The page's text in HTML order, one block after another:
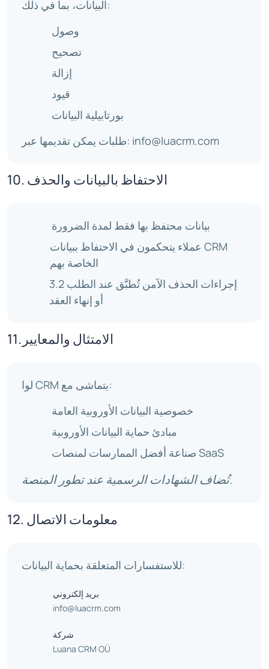
البيانات، بما في ذلك:
وصول
تصحيح
إزالة
قيود
بورتابيلية البيانات
طلبات يمكن تقديمها عبر: info@luacrm.com
10. الاحتفاظ بالبيانات والحذف
بيانات محتفظ بها فقط لمدة الضرورة
عملاء يتحكمون في الاحتفاظ ببيانات CRM
الخاصة بهم
3.2 إجراءات الحذف الآمن تُطبَّق عند الطلب
أو إنهاء العقد
11. الامتثال والمعايير
لوا CRM يتماشى مع:
خصوصية البيانات الأوروبية العامة
مبادئ حماية البيانات الأوروبية
صناعة أفضل الممارسات لمنصات SaaS
تُضاف الشهادات الرسمية عند تطور المنصة.
12. معلومات الاتصال
للاستفسارات المتعلقة بحماية البيانات:
بريد إلكتروني
info@luacrm.com
شركة
Luana CRM OÜ